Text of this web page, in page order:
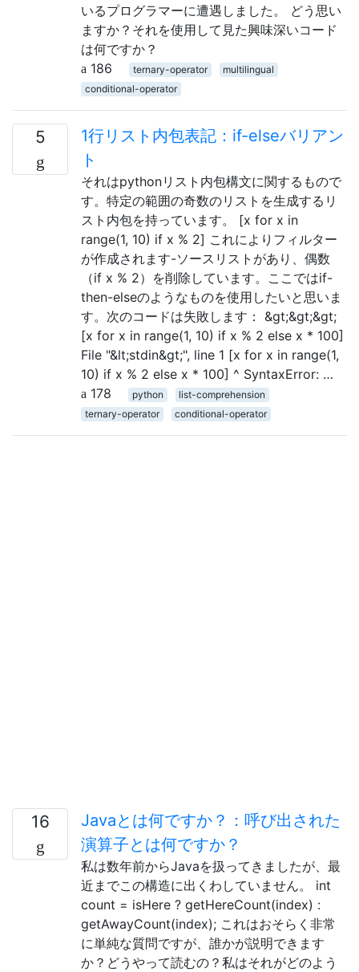
いるプログラマーに遭遇しました。 どう思い
ますか？それを使用して見た興味深いコード
は何ですか？
186
ternary-operator
multilingual
conditional-operator
5
1行リスト内包表記：if-elseバリアン
ト
それはpythonリスト内包構文に関するもので
す。特定の範囲の奇数のリストを生成するリ
スト内包を持っています。 [x for x in
range(1, 10) if x % 2] これによりフィルター
が作成されます-ソースリストがあり、偶数
（if x % 2）を削除しています。ここではif-
then-elseのようなものを使用したいと思いま
す。次のコードは失敗します： &gt;&gt;&gt;
[x for x in range(1, 10) if x % 2 else x * 100]
File "&lt;stdin&gt;", line 1 [x for x in range(1,
10) if x % 2 else x * 100] ^ SyntaxError: …
178
python
list-comprehension
ternary-operator
conditional-operator
16
Javaとは何ですか？：呼び出された
演算子とは何ですか？
私は数年前からJavaを扱ってきましたが、最
近までこの構造に出くわしていません。 int
count = isHere ? getHereCount(index) :
getAwayCount(index); これはおそらく非常
に単純な質問ですが、誰かが説明できます
か？どうやって読むの？私はそれがどのよう